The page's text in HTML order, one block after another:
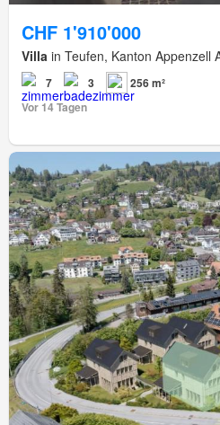
CHF 1'910'000
Villa in Teufen, Kanton Appenzell
7 3
256 m²
Vor 14 Tagen